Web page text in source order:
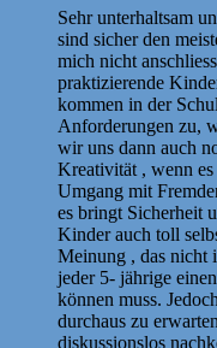
Sehr unterhaltsam
sind sicher den
mich nicht
praktizierende
kommen in der
Anforderungen zu,
wir uns dann auch
Kreativität , wenn
Umgang mit
es bringt Sicherheit
Kinder auch toll
Meinung , das nicht
jeder 5- jährige
können muss.
durchaus zu
diskussionslos